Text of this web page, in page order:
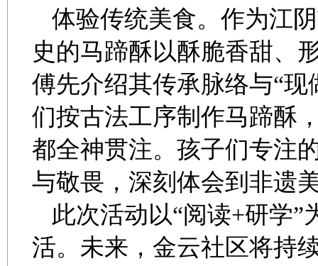
体验传统美食。作为江
史的马蹄酥以酥脆香甜、
傅先介绍其传承脉络与“
们按古法工序制作马蹄酥
都全神贯注。孩子们专注
与敬畏，深刻体会到非遗
此次活动以“阅读+研学
活。未来，金云社区将持